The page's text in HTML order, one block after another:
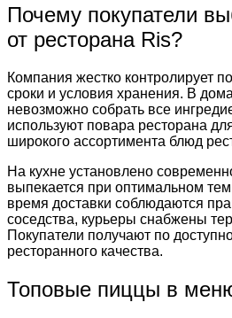
Почему покупатели
от ресторана Ris?
Компания жестко контролирует
сроки и условия хранения. В
невозможно собрать все
используют повара ресторана
широкого ассортимента блюд
На кухне установлено
выпекается при оптимальном
время доставки соблюдаются
соседства, курьеры снабжены
Покупатели получают по
ресторанного качества.
Топовые пиццы в